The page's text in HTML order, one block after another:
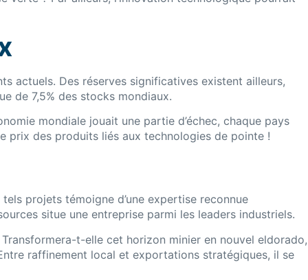
actuels. Des réserves significatives existent ailleurs,
de 7,5% des stocks mondiaux.
mondiale jouait une partie d’échec, chaque pays
prix des produits liés aux technologies de pointe !
projets témoigne d’une expertise reconnue
situe une entreprise parmi les leaders industriels.
t-elle cet horizon minier en nouvel eldorado,
raffinement local et exportations stratégiques, il se